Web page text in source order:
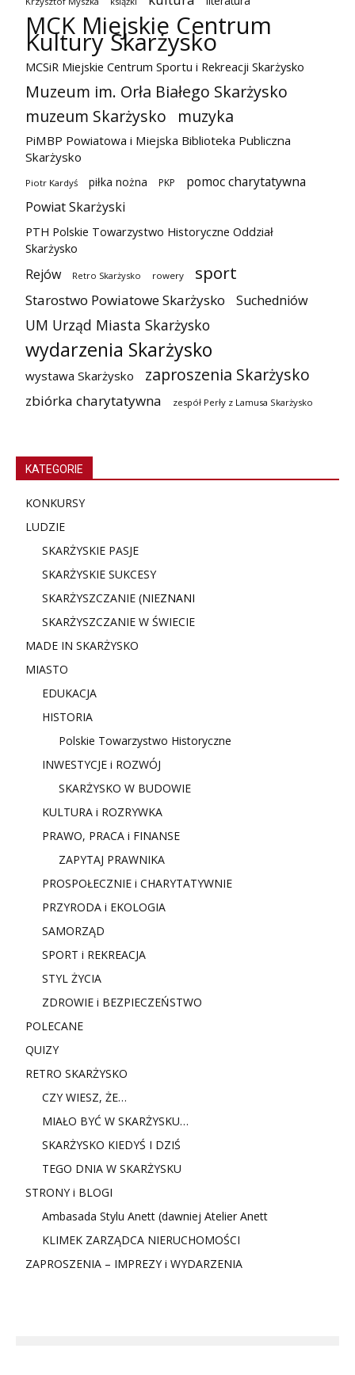
MCK Miejskie Centrum
Kultury Skarżysko
MCSiR Miejskie Centrum Sportu i Rekreacji Skarżysko
Muzeum im. Orła Białego Skarżysko
muzeum Skarżysko
muzyka
PiMBP Powiatowa i Miejska Biblioteka Publiczna
Skarżysko
Piotr Kardyś piłka nożna PKP
pomoc charytatywna
Powiat Skarżyski
PTH Polskie Towarzystwo Historyczne Oddział
Skarżysko
Rejów Retro Skarżysko rowery sport
Starostwo Powiatowe Skarżysko Suchedniów
UM Urząd Miasta Skarżysko
wydarzenia Skarżysko
wystawa Skarżysko zaproszenia Skarżysko
zbiórka charytatywna zespół Perły z Lamusa Skarżysko
KATEGORIE
KONKURSY
LUDZIE
SKARŻYSKIE PASJE
SKARŻYSKIE SUKCESY
SKARŻYSZCZANIE (NIEZNANI
SKARŻYSZCZANIE W ŚWIECIE
MADE IN SKARŻYSKO
MIASTO
EDUKACJA
HISTORIA
Polskie Towarzystwo Historyczne
INWESTYCJE i ROZWÓJ
SKARŻYSKO W BUDOWIE
KULTURA i ROZRYWKA
PRAWO, PRACA i FINANSE
ZAPYTAJ PRAWNIKA
PROSPOŁECZNIE i CHARYTATYWNIE
PRZYRODA i EKOLOGIA
SAMORZĄD
SPORT i REKREACJA
STYL ŻYCIA
ZDROWIE i BEZPIECZEŃSTWO
POLECANE
QUIZY
RETRO SKARŻYSKO
CZY WIESZ, ŻE…
MIAŁO BYĆ W SKARŻYSKU…
SKARŻYSKO KIEDYŚ I DZIŚ
TEGO DNIA W SKARŻYSKU
STRONY i BLOGI
Ambasada Stylu Anett (dawniej Atelier Anett
KLIMEK ZARZĄDCA NIERUCHOMOŚCI
ZAPROSZENIA – IMPREZY i WYDARZENIA